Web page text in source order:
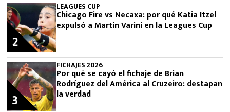
LEAGUES CUP
Chicago Fire vs Necaxa: por qué Katia Itzel
expulsó a Martín Varini en la Leagues Cup
2
FICHAJES 2026
Por qué se cayó el fichaje de Brian
Rodríguez del América al Cruzeiro: destapan
la verdad
3